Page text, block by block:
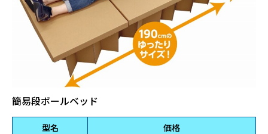
簡易段ボールベッド
型名
価格